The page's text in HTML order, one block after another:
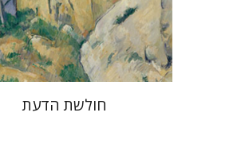
מחיר השקה
$46
$32
חולשת הדעת